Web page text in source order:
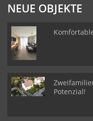
NEUE OBJEKTE
Potenzial!